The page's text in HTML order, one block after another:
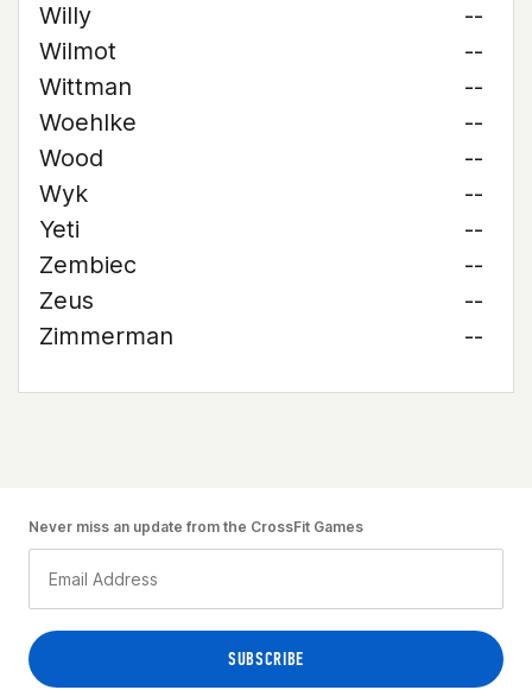
Willy
--
Wilmot
--
Wittman
--
Woehlke
--
Wood
--
Wyk
--
Yeti
--
Zembiec
--
Zeus
--
Zimmerman
--
Never miss an update from the CrossFit Games